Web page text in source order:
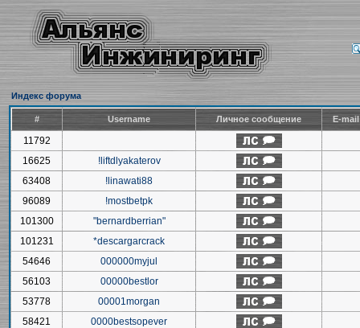
Индекс форума
# Username Личное сообщение E-
11792
16625
!liftdlyakaterov
63408
!linawati88
96089
!mostbetpk
101300
"bernardberrian"
101231
*descargarcrack
54646
000000myjul
56103
00000bestlor
53778
00001morgan
58421
0000bestsopever